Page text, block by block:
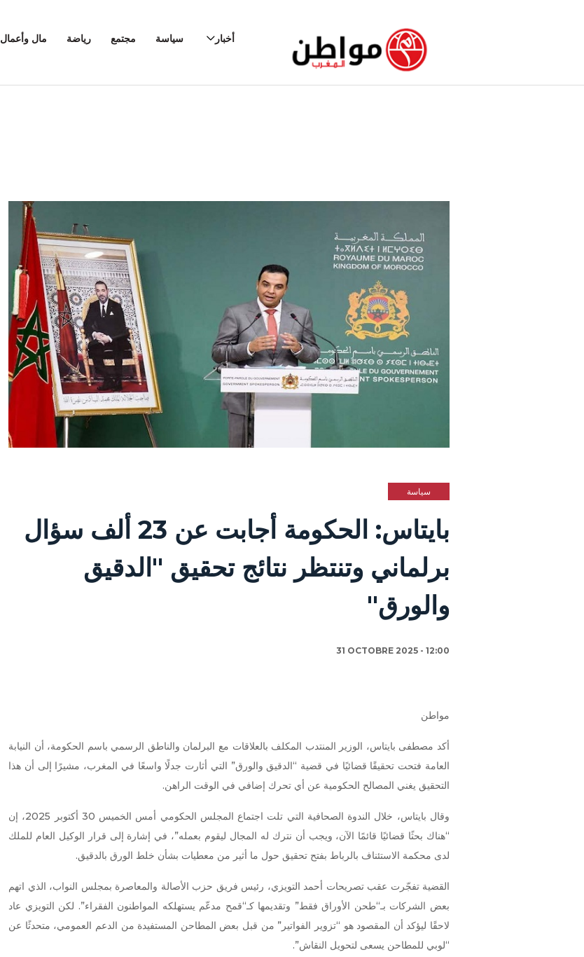
أخبار سياسة مجتمع رياضة مال وأعمال
سياسة
بايتاس: الحكومة أجابت عن 23 ألف سؤال
برلماني وتنتظر نتائج تحقيق "الدقيق
والورق"
31 OCTOBRE 2025 - 12:00
مواطن
أكد مصطفى بايتاس، الوزير المنتدب المكلف بالعلاقات مع البرلمان والناطق الرسمي باسم الحكومة، أن النيابة
العامة فتحت تحقيقًا قضائيًا في قضية “الدقيق والورق” التي أثارت جدلًا واسعًا في المغرب، مشيرًا إلى أن هذا
التحقيق يغني المصالح الحكومية عن أي تحرك إضافي في الوقت الراهن.
وقال بايتاس، خلال الندوة الصحافية التي تلت اجتماع المجلس الحكومي أمس الخميس 30 أكتوبر 2025، إن
“هناك بحثًا قضائيًا قائمًا الآن، ويجب أن نترك له المجال ليقوم بعمله”، في إشارة إلى قرار الوكيل العام للملك
لدى محكمة الاستئناف بالرباط بفتح تحقيق حول ما أثير من معطيات بشأن خلط الورق بالدقيق.
القضية تفجّرت عقب تصريحات أحمد التويزي، رئيس فريق حزب الأصالة والمعاصرة بمجلس النواب، الذي اتهم
بعض الشركات بـ“طحن الأوراق فقط” وتقديمها كـ“قمح مدعّم يستهلكه المواطنون الفقراء”. لكن التويزي عاد
لاحقًا ليؤكد أن المقصود هو “تزوير الفواتير” من قبل بعض المطاحن المستفيدة من الدعم العمومي، متحدثًا عن
“لوبي للمطاحن يسعى لتحويل النقاش”.